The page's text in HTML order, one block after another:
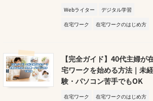
Webライター
デジタル学習
在宅ワーク
在宅ワークのはじめ方
【完全ガイド】40代主婦が
宅ワークを始める方法｜未経
験・パソコン苦手でもOK
在宅ワーク 在宅ワークのはじめ方